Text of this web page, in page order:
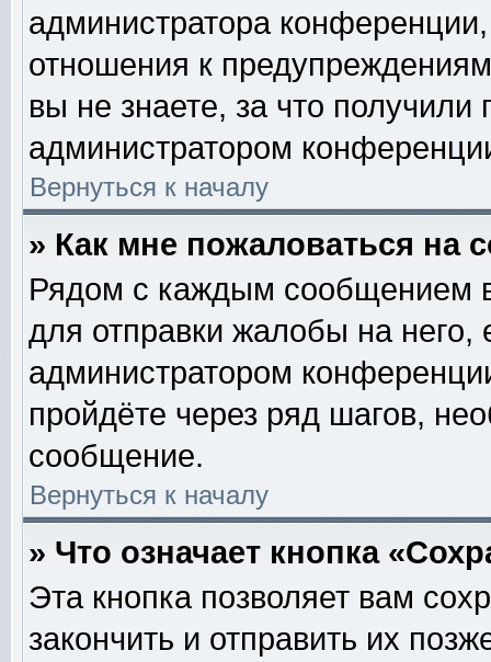
администратора
отношения к
вы не знаете, за что
администратором
Вернуться к началу
» Как мне пожаловаться на
Рядом с каждым сообщением
для отправки жалобы на него,
администратором
пройдёте через ряд шагов,
сообщение.
Вернуться к началу
» Что означает кнопка
Эта кнопка позволяет вам
закончить и отправить их